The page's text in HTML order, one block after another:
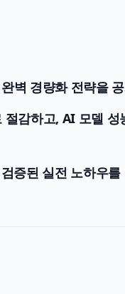
벽 경량화 전략을
감하고, AI 모델 성
증된 실전 노하우를